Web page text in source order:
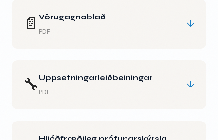
📄 Vörugagnablað
PDF
↓
🔧 Uppsetningarleiðbeiningar
PDF
↓